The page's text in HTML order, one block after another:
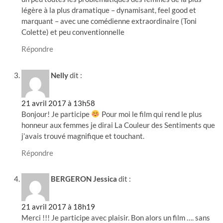
légère à la plus dramatique – dynamisant, feel good et
marquant – avec une comédienne extraordinaire (Toni
Colette) et peu conventionnelle
Répondre
Nellydit :
21 avril 2017 à 13h58
Bonjour! Je participe
Pour moi le film qui rend le plus
honneur aux femmes je dirai La Couleur des Sentiments que
j’avais trouvé magnifique et touchant.
Répondre
BERGERON Jessica dit :
21 avril 2017 à 18h19
Merci !!! Je participe avec plaisir. Bon alors un film …. sans